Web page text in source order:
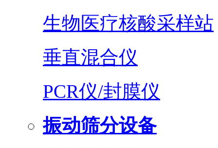
生物医疗核酸采样站
垂直混合仪
PCR仪/封膜仪
振动筛分设备